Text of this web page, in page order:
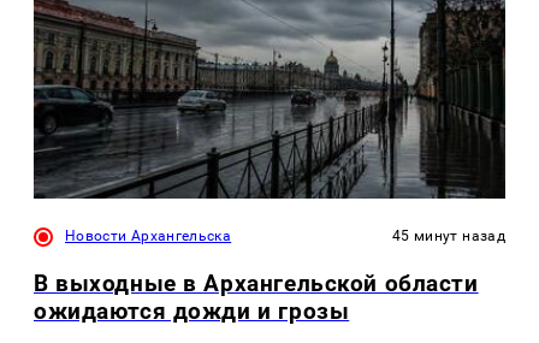
Новости Архангельска 45 минут назад
В выходные в Архангельской области
ожидаются дожди и грозы